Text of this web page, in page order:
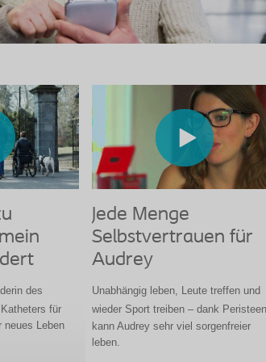
des
für
neues Leben
Jede Menge
Selbstvertrauen für
Audrey
Unabhängig leben, Leute treffen und
wieder Sport treiben – dank Peristeen
kann Audrey sehr viel sorgenfreier
leben.